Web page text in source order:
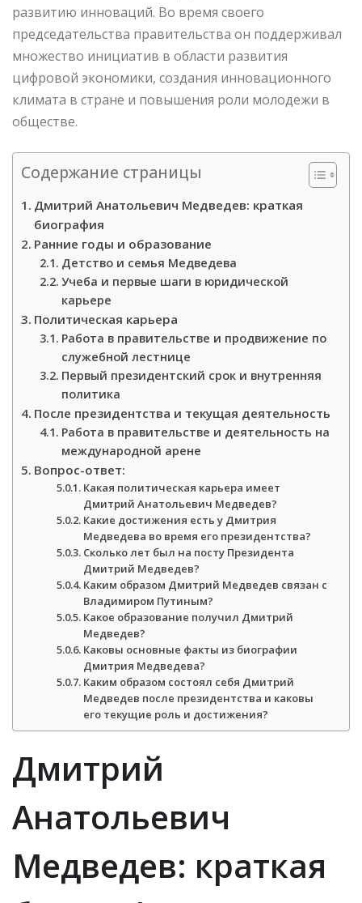
развитию инноваций. Во время своего
председательства правительства он поддерживал
множество инициатив в области развития
цифровой экономики, создания инновационного
климата в стране и повышения роли молодежи в
обществе.
Содержание страницы
Дмитрий Анатольевич Медведев: краткая
биография
Ранние годы и образование
Детство и семья Медведева
Учеба и первые шаги в юридической
карьере
Политическая карьера
Работа в правительстве и продвижение по
служебной лестнице
Первый президентский срок и внутренняя
политика
После президентства и текущая деятельность
Работа в правительстве и деятельность на
международной арене
Вопрос-ответ:
Какая политическая карьера имеет
Дмитрий Анатольевич Медведев?
Какие достижения есть у Дмитрия
Медведева во время его президентства?
Сколько лет был на посту Президента
Дмитрий Медведев?
Каким образом Дмитрий Медведев связан с
Владимиром Путиным?
Какое образование получил Дмитрий
Медведев?
Каковы основные факты из биографии
Дмитрия Медведева?
Каким образом состоял себя Дмитрий
Медведев после президентства и каковы
его текущие роль и достижения?
Дмитрий
Анатольевич
Медведев: краткая